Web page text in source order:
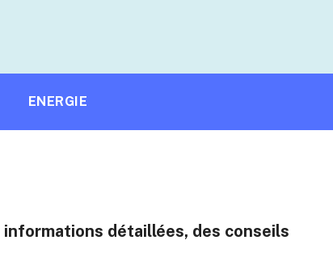
ENERGIE
informations détaillées, des conseils